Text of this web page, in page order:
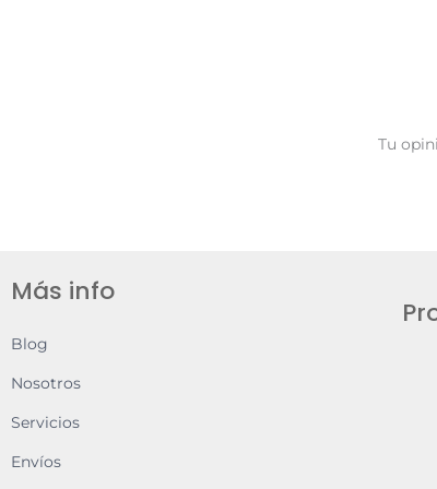
Tu
Más info
Blog
Nosotros
Servicios
Envíos